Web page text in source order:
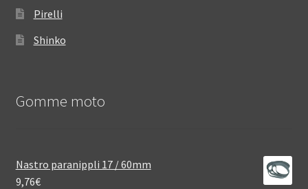
Pirelli
Shinko
Gomme moto
Nastro paranippli 17 / 60mm
9,76€